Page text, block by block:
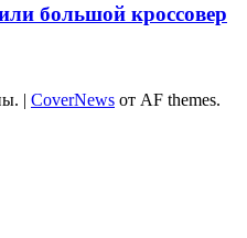
большой кроссовер
| CoverNews от AF themes.